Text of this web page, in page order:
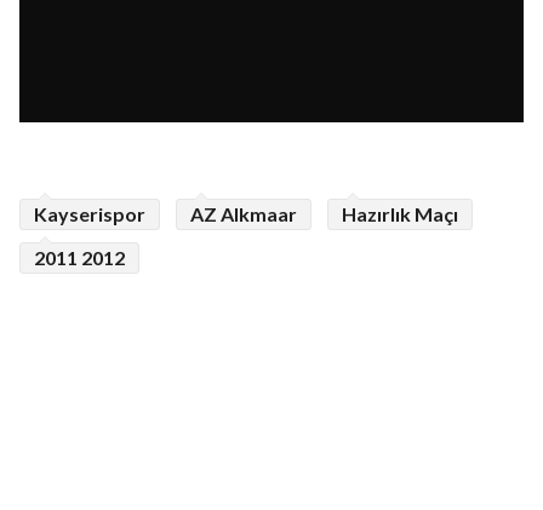
Kayserispor AZ Alkmaar
Hazırlık Maçı
2011 2012